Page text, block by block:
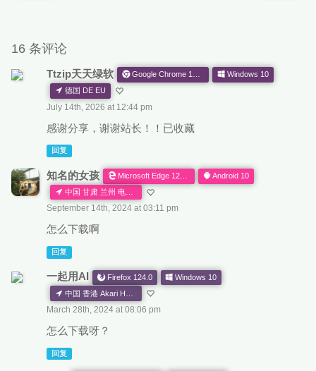
16 条评论
Ttzip天天绿软 Google Chrome 132.0.0.0
Windows 10
德国 DE EU
July 14th, 2026 at 12:44 pm
感谢分享，谢谢站长！！已收藏
回复
知名的女孩 Microsoft Edge 127.0.0.0
Android 10
中国 甘肃 兰州 电信 CN AS
September 14th, 2024 at 03:11 pm
怎么下载啊
回复
一起用AI Firefox 124.0
Windows 10
中国 香港 Akari HK AS
March 28th, 2024 at 08:06 pm
怎么下载呀？
回复